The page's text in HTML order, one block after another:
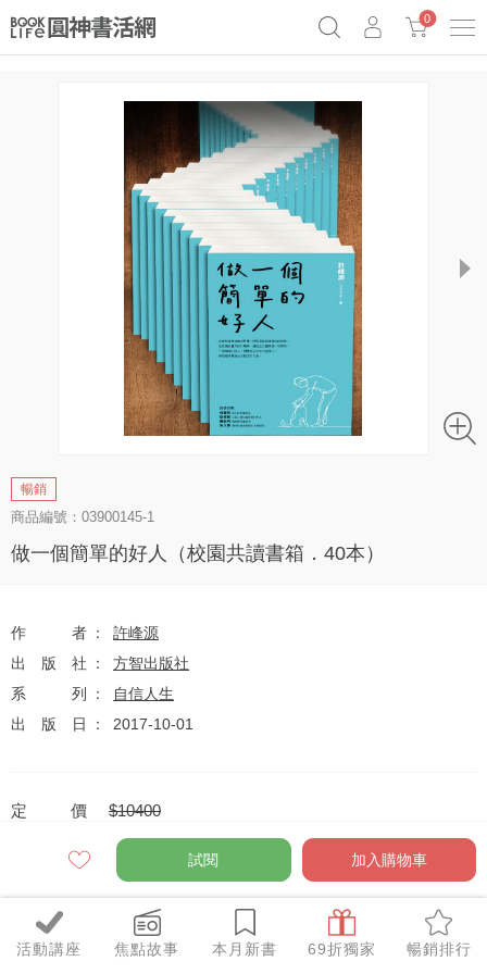
原子習慣實踐本
69折奇蹟套組
0
活動講座 焦點故事 本月新書 69折獨家 暢銷排行
next
暢銷
商品編號：03900145-1
做一個簡單的好人（校園共讀書箱．40本）
作者
許峰源
出版社
方智出版社
系列
自信人生
出版日
2017-10-01
定價 $10400
優惠價 75 $7800
特惠
全網任10件75折（獨家及特惠品除外）
試閱 加入購物車